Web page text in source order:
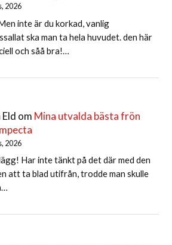
2026
inte är du korkad, vanlig
ska man ta hela huvudet. den här
och såå bra!…
om Mina utvalda bästa frön
2026
Har inte tänkt på det där med den
att ta blad utifrån, trodde man skulle